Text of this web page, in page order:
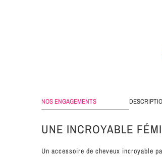
NOS ENGAGEMENTS
UNE INCROYABLE
Un accessoire de cheveux incroyable